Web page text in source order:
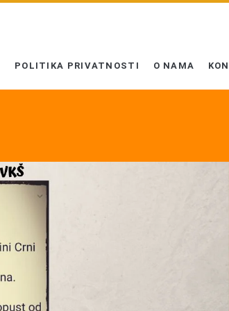
POLITIKA PRIVATNOSTI O NAMA